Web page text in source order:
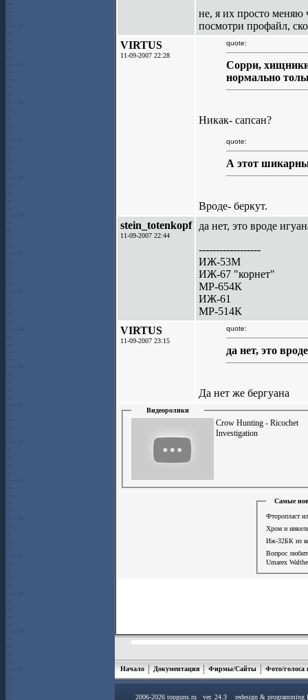
не, я их просто меняю
посмотри профайл,
VIRTUS
11-09-2007 22:28
quote:
Сорри, хищники
нормально
Никак- сапсан?
quote:
А этот
Вроде- беркут.
stein_totenkopf
11-09-2007 22:44
да нет, это вроде
------------------
ИЖ-53М
ИЖ-67 "корнет"
МР-654К
ИЖ-61
МР-514К
VIRTUS
11-09-2007 23:15
quote:
да нет, это
Да нет же бергуана
Видеоролики
Crow Hunting - Ricochet
Investigation
Самые
Фторопласт
Хром и
Иж-32БК из
Вопрос
Umarex
Начало Документация Фирмы/Сайты Фото/голоса
2006-2026 topguns.ru ver. 24.3 redesign & programming